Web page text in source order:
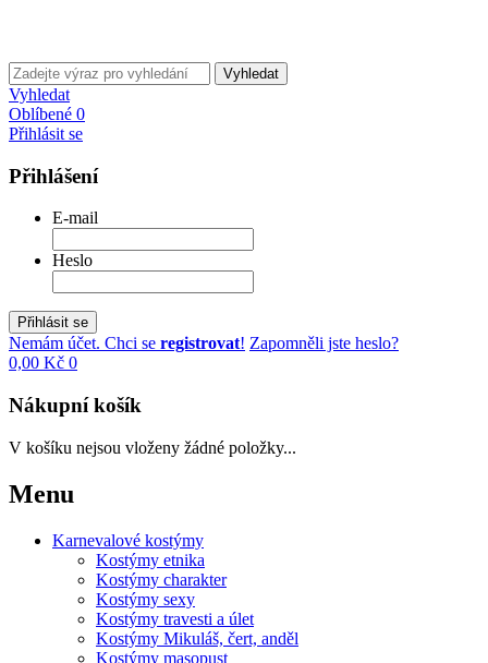
Vyhledat
Vyhledat
Oblíbené 0
Přihlásit se
Přihlášení
E-mail
Heslo
Přihlásit se
Nemám účet. Chci se registrovat! Zapomněli jste heslo?
0,00 Kč 0
Nákupní košík
V košíku nejsou vloženy žádné položky...
Menu
Karnevalové kostýmy
Kostýmy etnika
Kostýmy charakter
Kostýmy sexy
Kostýmy travesti a úlet
Kostýmy Mikuláš, čert, anděl
Kostýmy masopust